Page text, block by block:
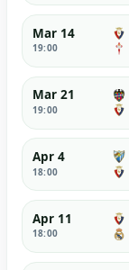
Mar 14
19:00
Mar 21
19:00
Apr 4
18:00
Apr 11
18:00